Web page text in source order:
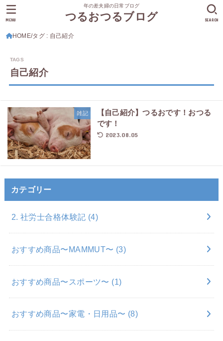
年の差夫婦の日常ブログ
つるおつるブログ SEARCH
MENU
HOME タグ : 自己紹介
自己紹介
雑記
【自己紹介】つるおです！おつる
です！
2023.08.05
カテゴリー
2. 社労士合格体験記 (4)
おすすめ商品〜MAMMUT〜 (3)
おすすめ商品〜スポーツ〜 (1)
おすすめ商品〜家電・日用品〜 (8)